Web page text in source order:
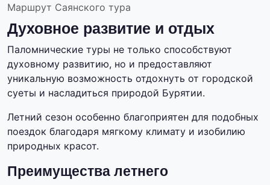
Маршрут Саянского тура
Духовное развитие и отдых
Паломнические туры не только способствуют
духовному развитию, но и предоставляют
уникальную возможность отдохнуть от городской
суеты и насладиться природой Бурятии.
Летний сезон особенно благоприятен для подобных
поездок благодаря мягкому климату и изобилию
природных красот.
Преимущества летнего